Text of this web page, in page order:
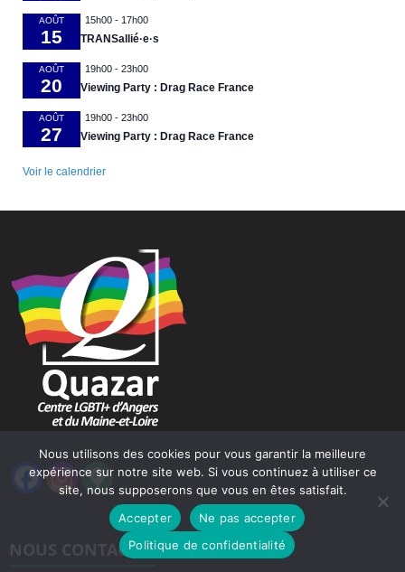
AOÛT
15
15h00 - 17h00
TRANSallié·e·s
AOÛT
20
19h00 - 23h00
Viewing Party : Drag Race France
AOÛT
27
19h00 - 23h00
Viewing Party : Drag Race France
Voir le calendrier
NOUS CONTACTER
Nous utilisons des cookies pour vous garantir la meilleure
expérience sur notre site web. Si vous continuez à utiliser ce
site, nous supposerons que vous en êtes satisfait.
Accepter
Ne pas accepter
Politique de confidentialité